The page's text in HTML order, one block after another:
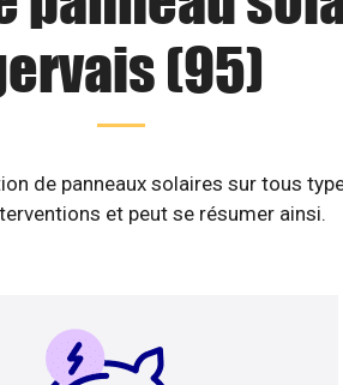
(95)
de panneaux solaires sur tous
et peut se résumer ainsi.